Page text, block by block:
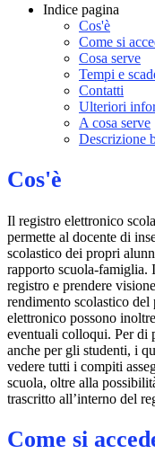
Indice pagina
Cos'è
Come si
Cosa serve
Tempi e
Contatti
Ulteriori
A cosa serve
Descrizione
Cos'è
Il registro elettronico
permette al docente di
scolastico dei propri
rapporto scuola-famiglia.
registro e prendere
rendimento scolastico
elettronico possono
eventuali colloqui. Per di
anche per gli studenti, i
vedere tutti i compiti
scuola, oltre alla
trascritto all’interno del
Come si